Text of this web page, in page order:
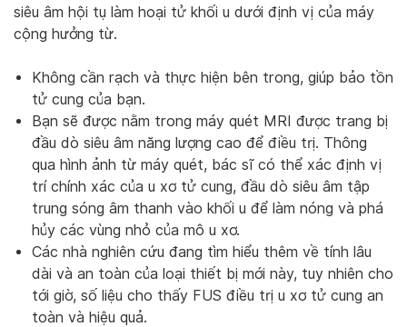
siêu âm hội tụ làm hoại tử khối u dưới định vị của máy
cộng hưởng từ.
Không cần rạch và thực hiện bên trong, giúp bảo tồn
tử cung của bạn.
Bạn sẽ được nằm trong máy quét MRI được trang bị
đầu dò siêu âm năng lượng cao để điều trị. Thông
qua hình ảnh từ máy quét, bác sĩ có thể xác định vị
trí chính xác của u xơ tử cung, đầu dò siêu âm tập
trung sóng âm thanh vào khối u để làm nóng và phá
hủy các vùng nhỏ của mô u xơ.
Các nhà nghiên cứu đang tìm hiểu thêm về tính lâu
dài và an toàn của loại thiết bị mới này, tuy nhiên cho
tới giờ, số liệu cho thấy FUS điều trị u xơ tử cung an
toàn và hiệu quả.